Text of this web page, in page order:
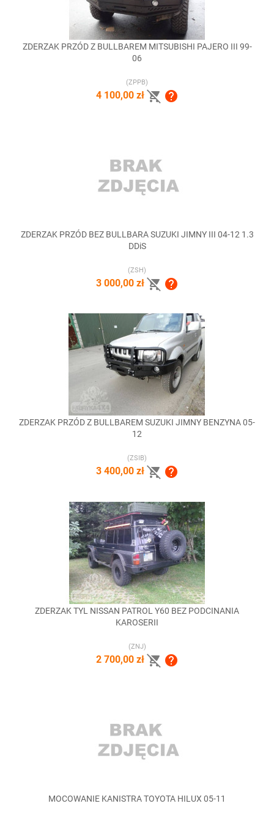
ZDERZAK PRZÓD Z BULLBAREM MITSUBISHI PAJERO III 99-
06
(ZPPB)
4 100,00 zł  
ZDERZAK PRZÓD BEZ BULLBARA SUZUKI JIMNY III 04-12 1.3
DDiS
(ZSH)
3 000,00 zł  
ZDERZAK PRZÓD Z BULLBAREM SUZUKI JIMNY BENZYNA 05-
12
(ZSIB)
3 400,00 zł  
ZDERZAK TYL NISSAN PATROL Y60 BEZ PODCINANIA
KAROSERII
(ZNJ)
2 700,00 zł  
MOCOWANIE KANISTRA TOYOTA HILUX 05-11